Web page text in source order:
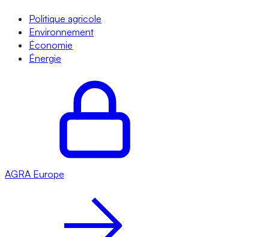
Politique agricole
Environnement
Économie
Énergie
AGRA Europe